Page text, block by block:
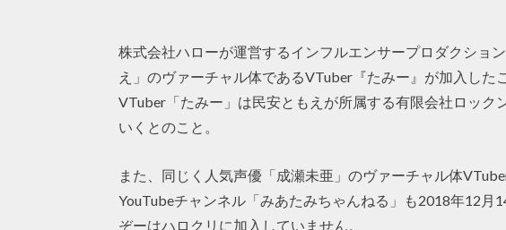
株式会社ハローが運営するインフルエンサープロダクショ
え」のヴァーチャル体であるVTuber『たみー』が加入した
VTuber「たみー」は民安ともえが所属する有限会社ロック
いくとのこと。
また、同じく人気声優「成瀬未亜」のヴァーチャル体
YouTubeチャンネル「みあたみちゃんねる」も2018年12
ぞーはハロクリに加入していません。